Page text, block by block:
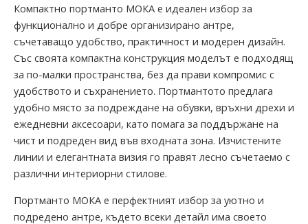
Компактно портманто МОКА е идеален избор за
функционално и добре организирано антре,
съчетаващо удобство, практичност и модерен дизайн.
Със своята компактна конструкция моделът е подходящ
за по-малки пространства, без да прави компромис с
удобството и съхранението. Портмантото предлага
удобно място за подреждане на обувки, връхни дрехи и
ежедневни аксесоари, като помага за поддържане на
чист и подреден вид във входната зона. Изчистените
линии и елегантната визия го правят лесно съчетаемо с
различни интериорни стилове.
Портманто МОКА е перфектният избор за уютно и
подредено антре, където всеки детайл има своето